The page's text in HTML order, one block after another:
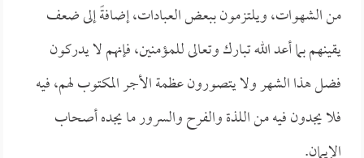
من الشهوات، ويلتزمون ببعض العبادات، إضافةً إلى ضعف
يقينهم بما أعد الله تبارك وتعالى للمؤمنين، فإنهم لا يدركون
فضل هذا الشهر ولا يتصورون عظمة الأجر المكتوب لهم، فيه
فلا يجدون فيه من اللذة والفرح والسرور ما يجده أصحاب